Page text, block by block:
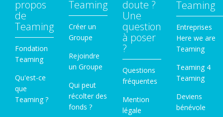
propos
de
Teaming
Fondation
Teaming
Qu'est-ce
que
Teaming ?
Teaming
Créer un
Groupe
Rejoindre
un Groupe
Qui peut
récolter des
fonds ?
doute ?
Une
question
à poser
?
Questions
fréquentes
Mention
légale
Teaming
Entreprises
Here we are
Teaming
Teaming 4
Teaming
Deviens
bénévole